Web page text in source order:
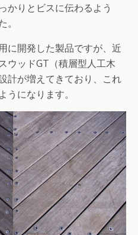
かりとビスに伝わるよう
に開発した製品ですが、近
ウッドGT（積層型人工木
計が増えてきており、これ
うになります。